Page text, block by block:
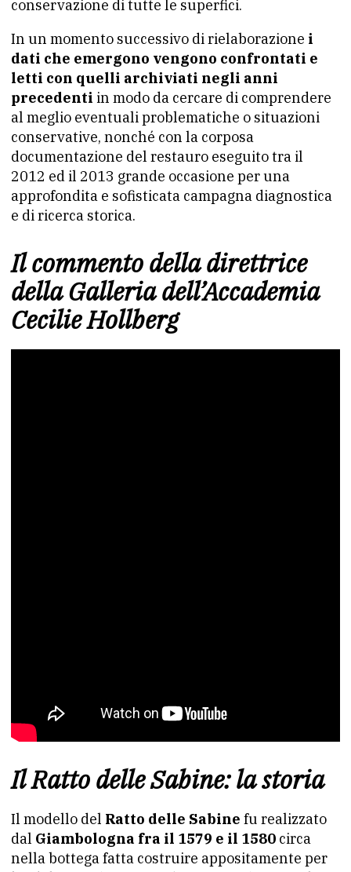
conservazione di tutte le superfici.
In un momento successivo di rielaborazione i
dati che emergono vengono confrontati e
letti con quelli archiviati negli anni
precedenti in modo da cercare di comprendere
al meglio eventuali problematiche o situazioni
conservative, nonché con la corposa
documentazione del restauro eseguito tra il
2012 ed il 2013 grande occasione per una
approfondita e sofisticata campagna diagnostica
e di ricerca storica.
Il commento della direttrice
della Galleria dell’Accademia
Cecilie Hollberg
Il Ratto delle Sabine: la storia
Il modello del Ratto delle Sabine fu realizzato
dal Giambologna fra il 1579 e il 1580 circa
nella bottega fatta costruire appositamente per